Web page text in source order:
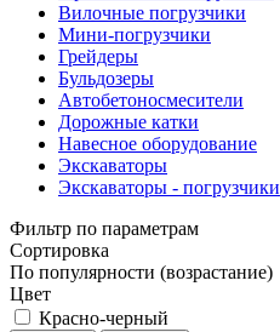
Вилочные погрузчики
Мини-погрузчики
Грейдеры
Бульдозеры
Автобетоносмесители
Дорожные катки
Навесное оборудование
Экскаваторы
Экскаваторы - погрузчики
Фильтр по параметрам
Сортировка
По популярности (возрастание)
Цвет
Красно-черный